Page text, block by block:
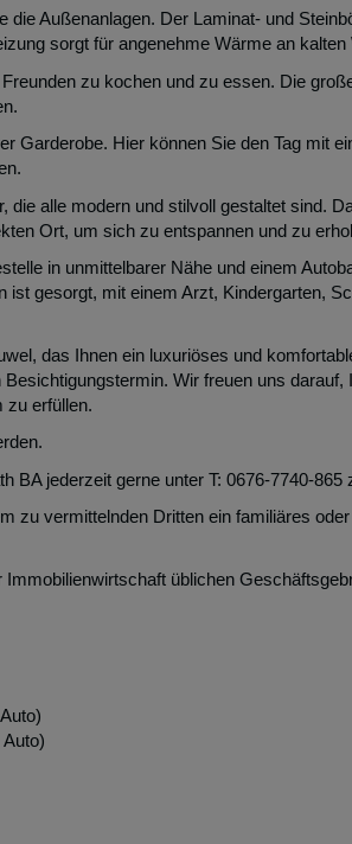
Außenanlagen. Der Laminat- und
sorgt für angenehme Wärme an kalten
zu kochen und zu essen. Die
Garderobe. Hier können Sie den Tag mit
alle modern und stilvoll gestaltet sind.
Ort, um sich zu entspannen und zu
in unmittelbarer Nähe und einem
gesorgt, mit einem Arzt, Kindergarten,
das Ihnen ein luxuriöses und
Wir freuen uns
zu erfüllen.
BA jederzeit gerne unter T: 0676-7740-865
zu vermittelnden Dritten ein familiäres
üblichen